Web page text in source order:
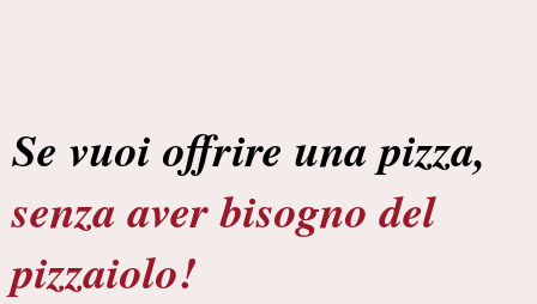
Se vuoi offrire una pizza,
senza aver bisogno del
pizzaiolo!